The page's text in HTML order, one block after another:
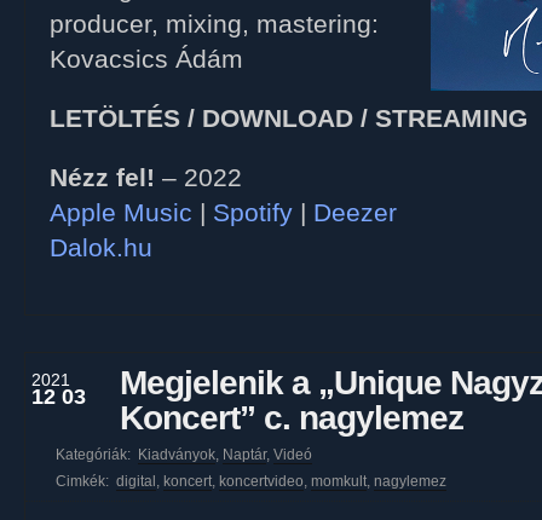
producer, mixing, mastering:
Kovacsics Ádám
LETÖLTÉS / DOWNLOAD / STREAMING
Nézz fel! – 2022
Apple Music | Spotify | Deezer
Dalok.hu
2021
12 03
Megjelenik a „Unique
Koncert” c. nagylemez
Kategóriák: Kiadványok, Naptár, Videó
Cimkék: digital , koncert, koncertvideo, momkult, nagylemez